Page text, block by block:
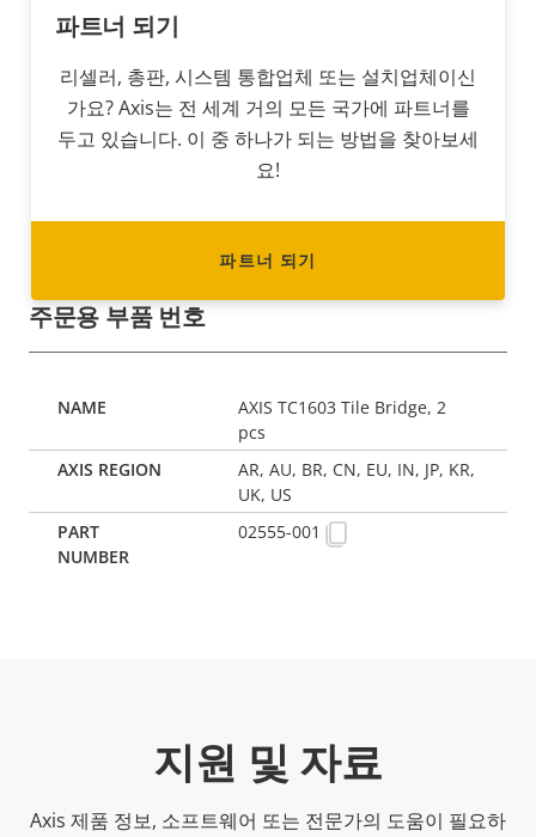
파트너 되기
리셀러, 총판, 시스템 통합업체 또는 설치업체이신
가요? Axis는 전 세계 거의 모든 국가에 파트너를
두고 있습니다. 이 중 하나가 되는 방법을 찾아보세
요!
파트너 되기
주문용 부품 번호
AXIS TC1603 Tile Bridge, 2
pcs
AR, AU, BR, CN, EU, IN, JP, KR,
UK, US
02555-001
지원 및 자료
Axis 제품 정보, 소프트웨어 또는 전문가의 도움이 필요하